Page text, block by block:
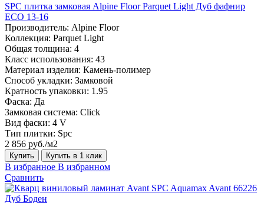
SPC плитка замковая Alpine Floor Parquet Light Дуб фафнир
ЕСО 13-16
Производитель: Alpine Floor
Коллекция: Parquet Light
Общая толщина: 4
Класс использования: 43
Материал изделия: Камень-полимер
Способ укладки: Замковой
Кратность упаковки: 1.95
Фаска: Да
Замковая система: Click
Вид фаски: 4 V
Тип плитки: Spc
2 856 руб./м2
Купить Купить в 1 клик
В избранное В избранном
Сравнить